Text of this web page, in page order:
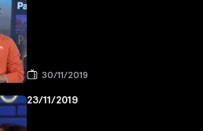
30/11/2019
23/11/2019